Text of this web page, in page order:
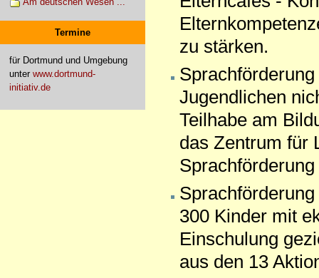
Termine
für Dortmund und Umgebung
unter www.dortmund-
initiativ.de
zu stärken.
Jugendlichen
Teilhabe am
das Zentrum für
300 Kinder mit
Einschulung
aus den 13